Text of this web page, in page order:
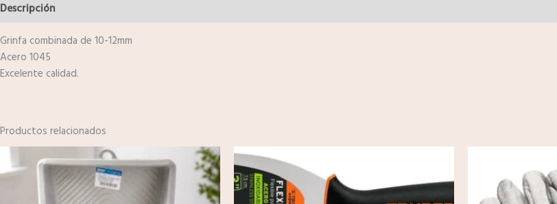
Descripción
Grinfa combinada de 10-12mm
Acero 1045
Excelente calidad.
Productos relacionados